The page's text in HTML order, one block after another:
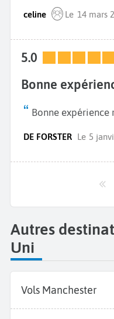
celine Le 14 mars
5.0
Bonne
Bonne expérience
DE FORSTER Le 5
Autres
Uni
Vols Manchester